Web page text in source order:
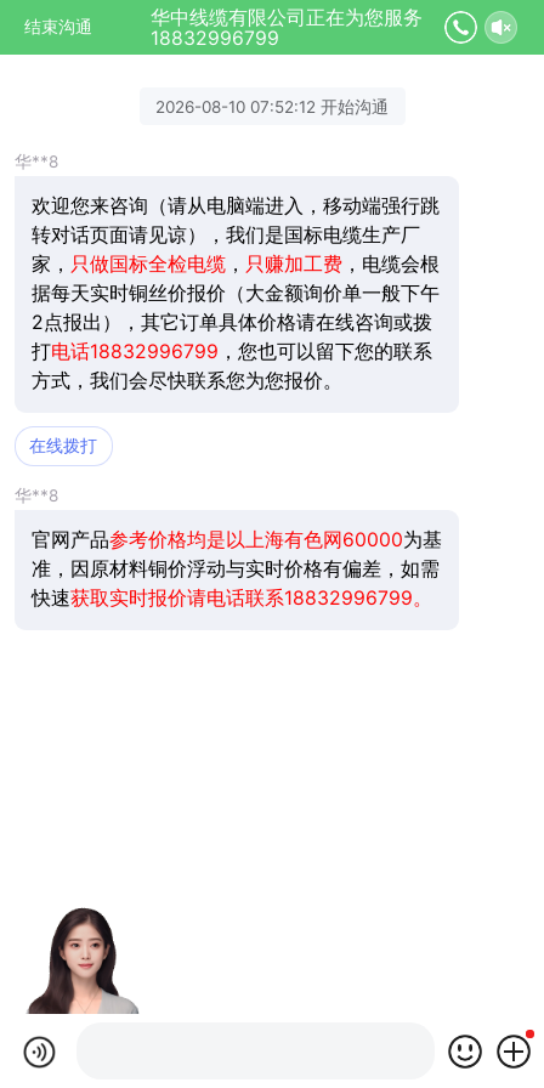
结束沟通
华中线缆有限公司正在为您服务
18832996799
2026-08-10 07:52:12 开始沟通
华**8
欢迎您来咨询（请从电脑端进入，移动端强行跳
转对话页面请见谅），我们是国标电缆生产厂
家， 只做国标全检电缆， 只赚加工费，电缆会根
据每天实时铜丝价报价（大金额询价单一般下午
2点报出），其它订单具体价格请在线咨询或拨
打电话18832996799 ，您也可以留下您的联系
方式，我们会尽快联系您为您报价。
在线拨打
华**8
官网产品参考价格均是以上海有色网60000为基
准， 因原材料铜价浮动与实时价格有偏差，如需
快速获取实时报价请电话联系18832996799。